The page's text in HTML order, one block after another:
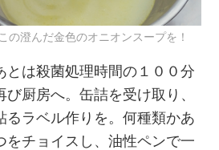
澄んだ金色のオニオンスープを！
とは殺菌処理時間の１００分
厨房へ。缶詰を受け取り、
るラベル作りを。何種類かあ
をチョイスし、油性ペンで一